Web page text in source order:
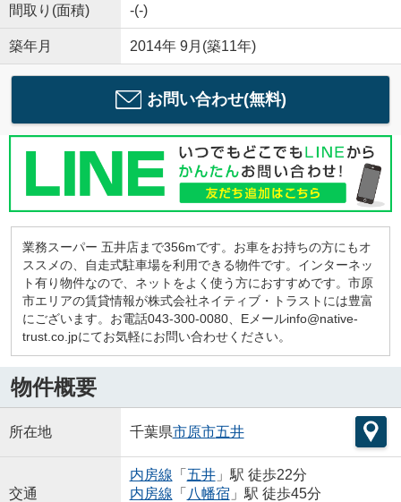
間取り(面積) -(-)
築年月 2014年 9月(築11年)
お問い合わせ(無料)
業務スーパー 五井店まで356mです。お車をお持ちの方にもオ
ススメの、自走式駐車場を利用できる物件です。インターネッ
ト有り物件なので、ネットをよく使う方におすすめです。市原
市エリアの賃貸情報が株式会社ネイティブ・トラストには豊富
にございます。お電話043-300-0080、Eメールinfo@native-
trust.co.jpにてお気軽にお問い合わせください。
物件概要
所在地 千葉県市原市五井
交通
内房線 「 五井」駅 徒歩22分
内房線 「 八幡宿 」駅 徒歩45分